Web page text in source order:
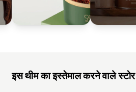
इस थीम का इस्तेमाल करने वाले स्टोर